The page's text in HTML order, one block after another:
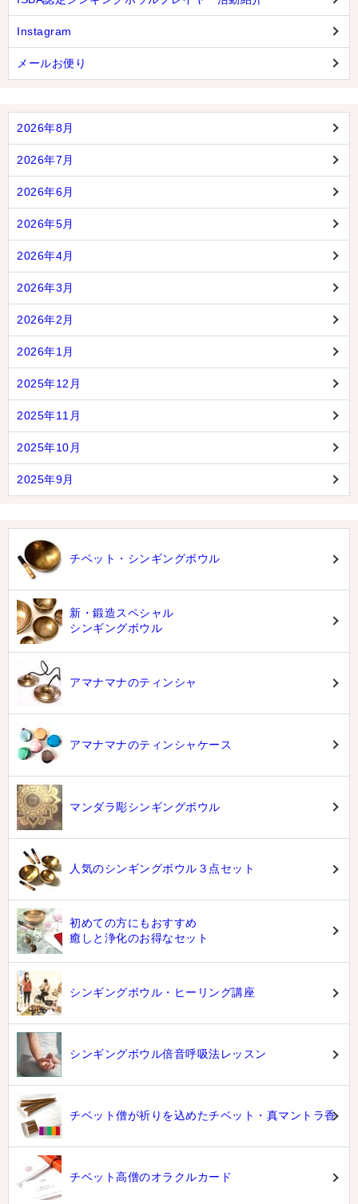
Instagram
メールお便り
2026年8月
2026年7月
2026年6月
2026年5月
2026年4月
2026年3月
2026年2月
2026年1月
2025年12月
2025年11月
2025年10月
2025年9月
チベット・シンギングボウル
新・鍛造スペシャル
シンギングボウル
アマナマナのティンシャ
アマナマナのティンシャケース
マンダラ彫シンギングボウル
人気のシンギングボウル３点セット
初めての方にもおすすめ
癒しと浄化のお得なセット
シンギングボウル・ヒーリング講座
シンギングボウル倍音呼吸法レッスン
チベット僧が祈りを込めたチベット・真マントラ香
チベット高僧のオラクルカード